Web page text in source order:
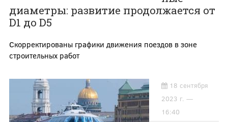
диаметры: развитие продолжается от
D1 до D5
Скорректированы графики движения поездов в зоне
строительных работ
18 сентября
2023 г. —
16:40